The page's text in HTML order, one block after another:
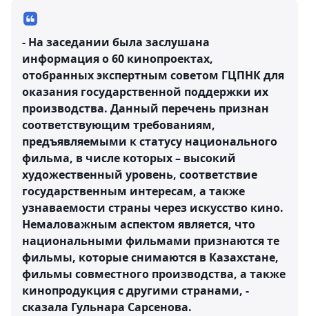
- На заседании была заслушана
информация о 60 кинопроектах,
отобранных экспертным советом ГЦПНК для
оказания государственной поддержки их
производства. Данный перечень признан
соответствующим требованиям,
предъявляемыми к статусу национального
фильма, в числе которых – высокий
художественный уровень, соответствие
государственным интересам, а также
узнаваемости страны через искусство кино.
Немаловажным аспектом является, что
национальными фильмами признаются те
фильмы, которые снимаются в Казахстане,
фильмы совместного производства, а также
кинопродукция с другими странами, -
сказала Гульнара Сарсенова.